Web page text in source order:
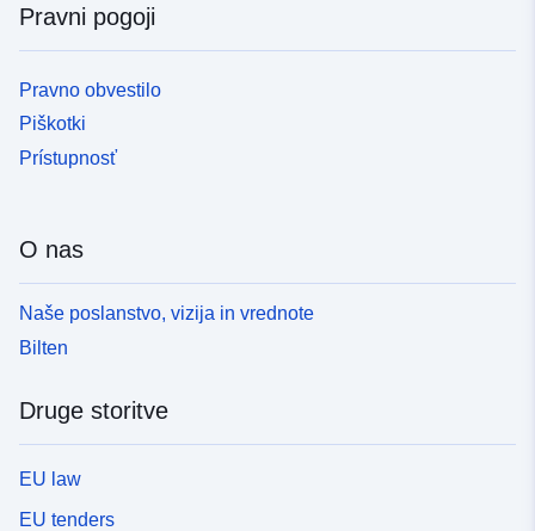
Pravni pogoji
Pravno obvestilo
Piškotki
Prístupnosť
O nas
Naše poslanstvo, vizija in vrednote
Bilten
Druge storitve
EU law
EU tenders